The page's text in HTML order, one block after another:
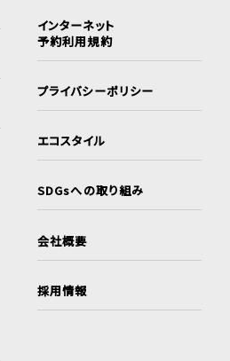
インターネット
予約利用規約
プライバシーポリシー
エコスタイル
SDGsへの取り組み
会社概要
採用情報